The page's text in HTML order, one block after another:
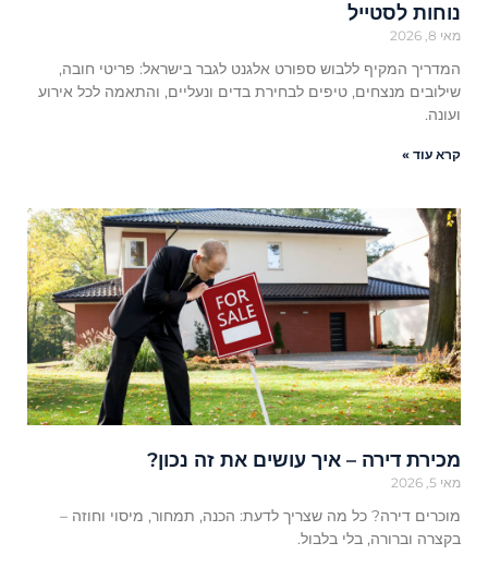
נוחות לסטייל
מאי 8, 2026
המדריך המקיף ללבוש ספורט אלגנט לגבר בישראל: פריטי חובה,
שילובים מנצחים, טיפים לבחירת בדים ונעליים, והתאמה לכל אירוע
ועונה.
קרא עוד »
מכירת דירה – איך עושים את זה נכון?
מאי 5, 2026
מוכרים דירה? כל מה שצריך לדעת: הכנה, תמחור, מיסוי וחוזה –
בקצרה וברורה, בלי בלבול.